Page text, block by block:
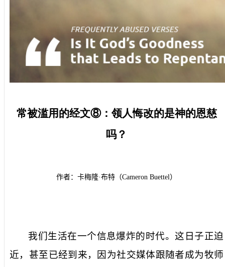
常被滥用的经文⑧：领人悔改的是神的恩慈
吗？
作者：卡梅隆·布特（Cameron Buettel ）
我们生活在一个信息爆炸的时代。这日子正迫
近，甚至已经到来，因为社交媒体跟随者成为牧师